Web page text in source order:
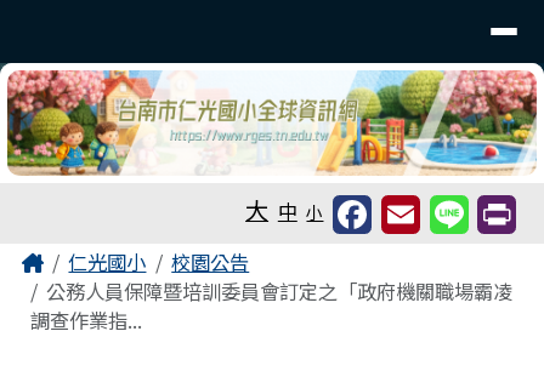
大 中 小
主內容區域
Home仁光國小
校園公告
公務人員保障暨培訓委員會訂定之「政府機關職場霸凌
調查作業指...
頁尾區域